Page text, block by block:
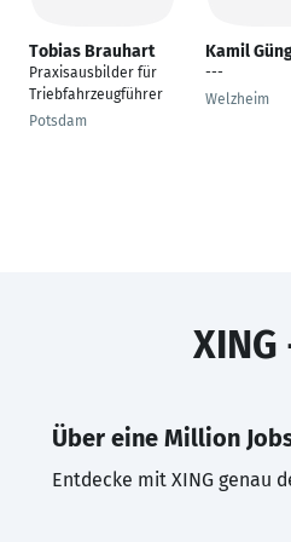
Tobias Brauhart
Praxisausbilder für
Triebfahrzeugführer
Potsdam
Kamil
---
Welzheim
Über eine Million
Entdecke mit XING genau